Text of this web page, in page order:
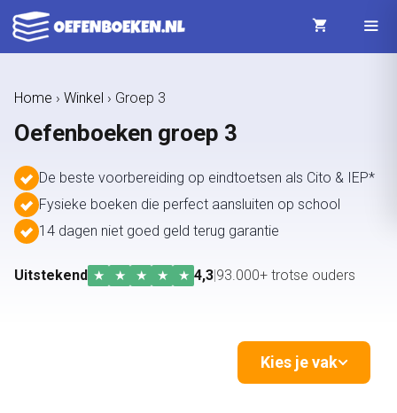
Ga
naar
Home › Winkel › Groep 3
Oefenboeken groep 3
De beste voorbereiding op eindtoetsen als Cito & IEP*
Fysieke boeken die perfect aansluiten op school
14 dagen niet goed geld terug garantie
Uitstekend ★ ★ ★ ★ ★ 4,3|93.000+ trotse ouders
Kies je vak